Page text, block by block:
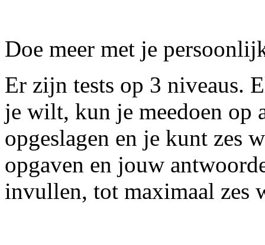
Doe meer met je
Er zijn tests op 3 niveaus.
je wilt, kun je meedoen op
opgeslagen en je kunt zes
opgaven en jouw
invullen, tot maximaal zes